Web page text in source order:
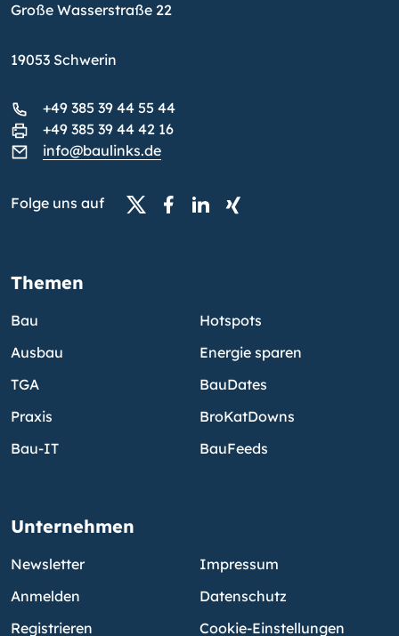
Große Wasserstraße 22
19053 Schwerin
+49 385 39 44 55 44
+49 385 39 44 42 16
info@baulinks.de
Folge uns auf
Themen
Bau
Ausbau
TGA
Praxis
Bau-IT
Hotspots
Energie sparen
BauDates
BroKatDowns
BauFeeds
Unternehmen
Newsletter
Anmelden
Registrieren
Impressum
Datenschutz
Cookie-Einstellungen